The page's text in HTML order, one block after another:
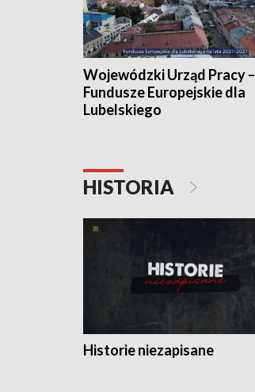
Wojewódzki Urząd Pracy –
Fundusze Europejskie dla
Lubelskiego
HISTORIA
Historie niezapisane